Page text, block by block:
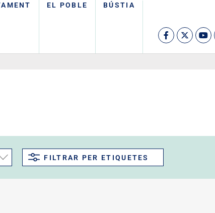
EL POBLE BÚSTIA
FILTRAR PER ETIQUETES